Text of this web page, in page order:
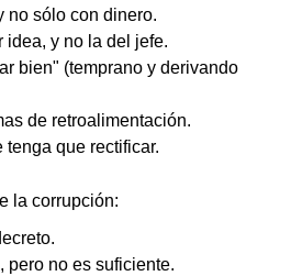
no sólo con dinero.
idea, y no la del jefe.
bien" (temprano y derivando
de retroalimentación.
tenga que rectificar.
la corrupción:
pero no es suficiente.